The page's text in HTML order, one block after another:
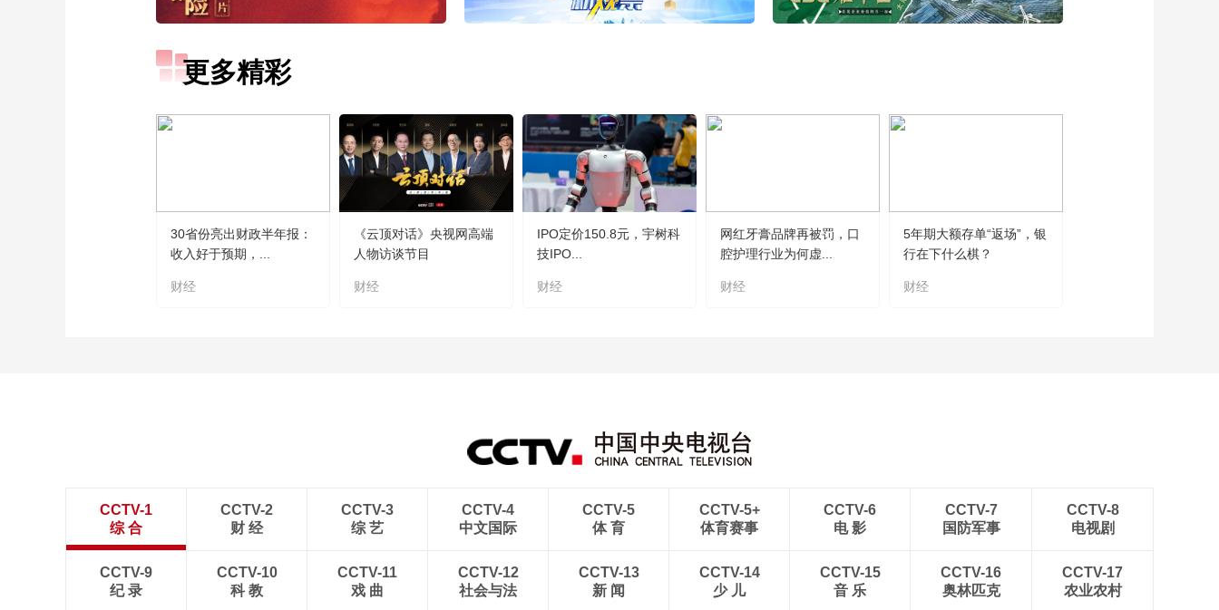
专访中国金融思想政
治工作研究会 副会
黄薇，探讨大学如何
工智能学院教授魏哲
郑秉文教授谈如何实
现养老金融产品与市
浙江省老字号企业协
会秘书长项瑜谈银联
数字创新如何赋能浙
更多精彩
30省份亮出财政半年报：
收入好于预期，...
财经
《云顶对话》央视网高端
人物访谈节目
财经
IPO定价150.8元，宇树科
技IPO...
财经
网红牙膏品牌再被罚，口
腔护理行业为何虚...
财经
5年期大额存单“返场”，银
行在下什么棋？
财经
CCTV-1
综 合
CCTV-2
财 经
CCTV-3
综 艺
CCTV-4
中文国际
CCTV-5
体 育
CCTV-5+
体育赛事
CCTV-6
电 影
CCTV-7
国防军事
CCTV-8
电视剧
CCTV-9
纪 录
CCTV-10
科 教
CCTV-11
戏 曲
CCTV-12
社会与法
CCTV-13
新 闻
CCTV-14
少 儿
CCTV-15
音 乐
CCTV-16
奥林匹克
CCTV-17
农业农村